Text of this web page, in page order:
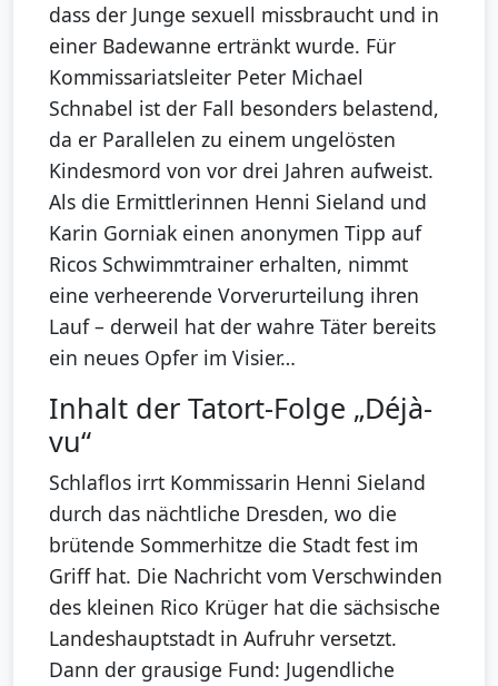
dass der Junge sexuell missbraucht und in
einer Badewanne ertränkt wurde. Für
Kommissariatsleiter Peter Michael
Schnabel ist der Fall besonders belastend,
da er Parallelen zu einem ungelösten
Kindesmord von vor drei Jahren aufweist.
Als die Ermittlerinnen Henni Sieland und
Karin Gorniak einen anonymen Tipp auf
Ricos Schwimmtrainer erhalten, nimmt
eine verheerende Vorverurteilung ihren
Lauf – derweil hat der wahre Täter bereits
ein neues Opfer im Visier…
Inhalt der Tatort-Folge „Déjà-
vu“
Schlaflos irrt Kommissarin Henni Sieland
durch das nächtliche Dresden, wo die
brütende Sommerhitze die Stadt fest im
Griff hat. Die Nachricht vom Verschwinden
des kleinen Rico Krüger hat die sächsische
Landeshauptstadt in Aufruhr versetzt.
Dann der grausige Fund: Jugendliche